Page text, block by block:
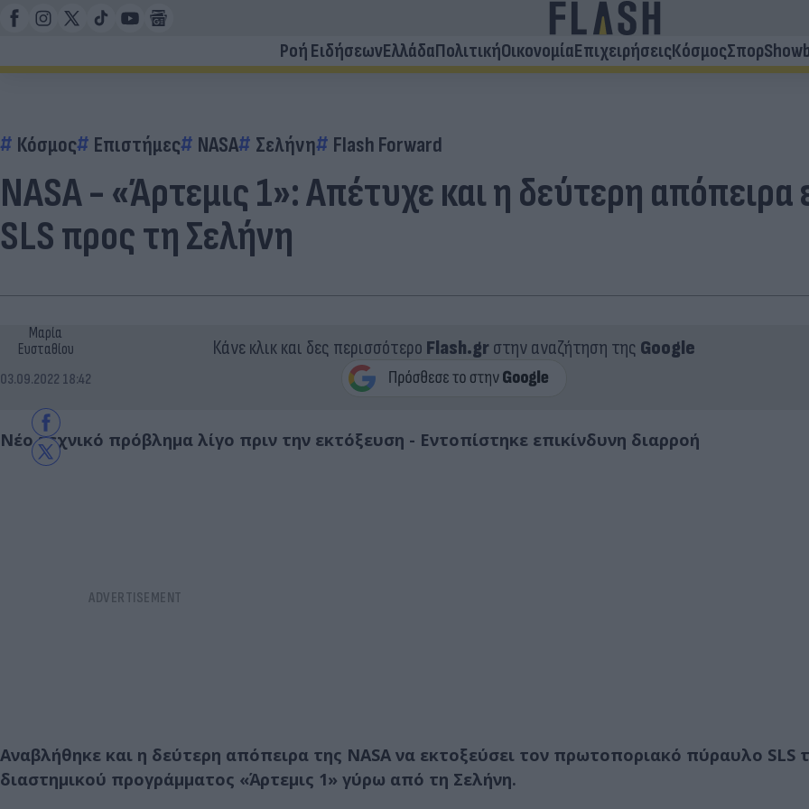
Ροή ΕιδήσεωνΕλλάδαΠολιτικήΟικονομίαΕπιχειρήσειςΚόσμοςΣπορ
Κόσμος Επιστήμες NASA Σελήνη Flash Forward
NASA - «Άρτεμις 1»: Απέτυχε και η δεύτερη
SLS προς τη Σελήνη
Μαρία
Ευσταθίου
03.09.2022 18:42
Κάνε κλικ και δες περισσότερο Flash.grστην αναζήτηση της Google
Νέο τεχνικό πρόβλημα λίγο πριν την εκτόξευση - Εντοπίστηκε επικίνδυνη διαρροή
Αναβλήθηκε και η δεύτερη απόπειρα της NASA να εκτοξεύσει τον πρωτοποριακό πύραυλο SLS
διαστημικού προγράμματος «Άρτεμις 1» γύρω από τη Σελήνη.